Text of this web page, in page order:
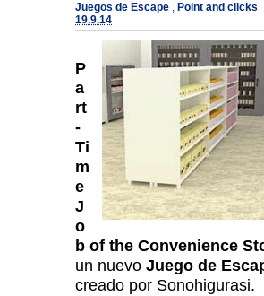
Juegos de Escape , Point and clicks
19.9.14
P
a
rt
-
Ti
m
e
J
o
b of the Convenience
un nuevo Juego de
creado por Sonohigurasi.